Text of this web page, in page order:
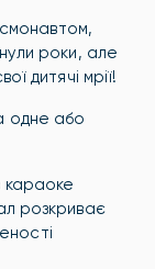
роки, але
дитячі мрії!
одне або
розкриває